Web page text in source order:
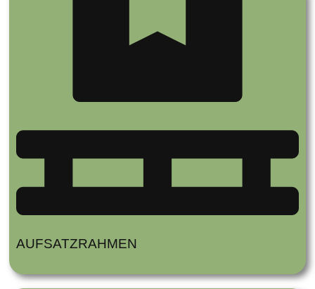
AUFSATZRAHMEN